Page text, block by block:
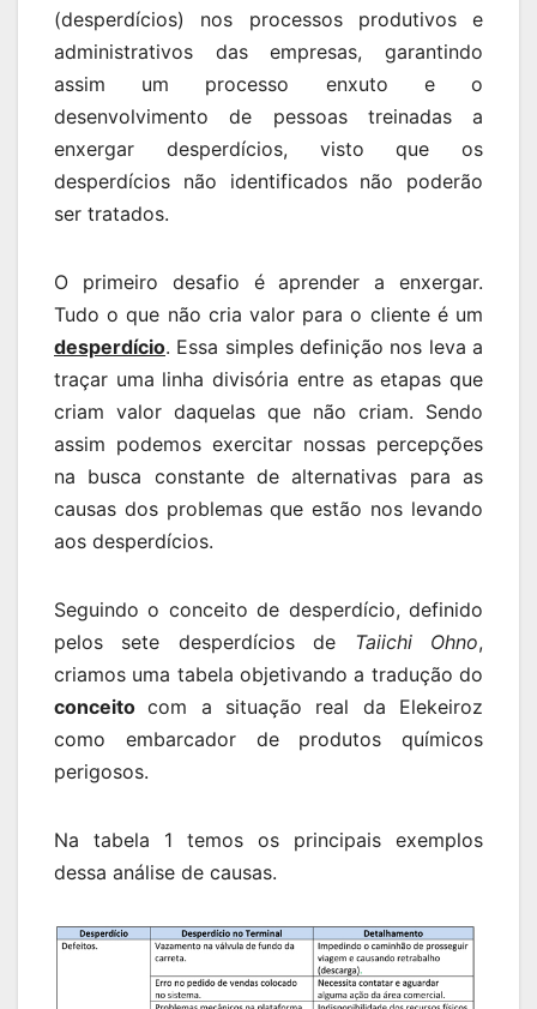
(desperdícios) nos processos produtivos e
administrativos das empresas, garantindo
assim um processo enxuto e o
desenvolvimento de pessoas treinadas a
enxergar desperdícios, visto que os
desperdícios não identificados não poderão
ser tratados.
O primeiro desafio é aprender a enxergar.
Tudo o que não cria valor para o cliente é um
desperdício. Essa simples definição nos leva a
traçar uma linha divisória entre as etapas que
criam valor daquelas que não criam. Sendo
assim podemos exercitar nossas percepções
na busca constante de alternativas para as
causas dos problemas que estão nos levando
aos desperdícios.
Seguindo o conceito de desperdício, definido
pelos sete desperdícios de Taiichi Ohno,
criamos uma tabela objetivando a tradução do
conceitocom a situação real da Elekeiroz
como embarcador de produtos químicos
perigosos.
Na tabela 1 temos os principais exemplos
dessa análise de causas.